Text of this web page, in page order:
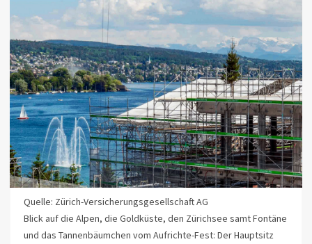
Quelle: Zürich-Versicherungsgesellschaft AG
Blick auf die Alpen, die Goldküste, den Zürichsee samt Fontäne
und das Tannenbäumchen vom Aufrichte-Fest: Der Hauptsitz